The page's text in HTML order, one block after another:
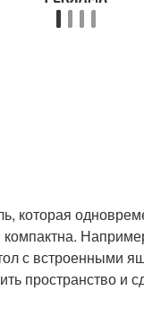
которая
с встроенными
пространство и